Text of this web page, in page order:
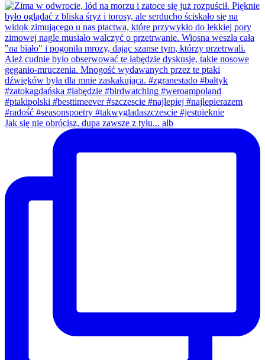
Jak się nie obrócisz, dupa zawsze z tyłu... alb